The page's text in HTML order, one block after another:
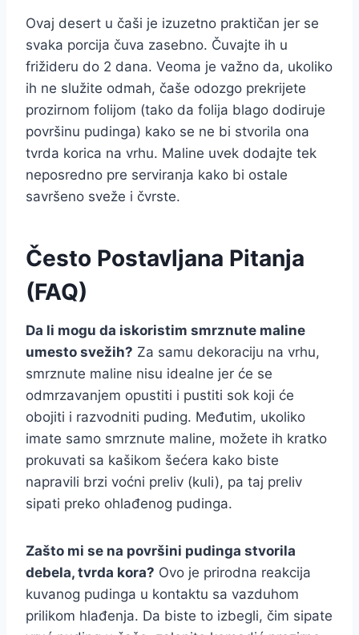
Ovaj desert u čaši je izuzetno praktičan jer se
svaka porcija čuva zasebno. Čuvajte ih u
frižideru do 2 dana. Veoma je važno da, ukoliko
ih ne služite odmah, čaše odozgo prekrijete
prozirnom folijom (tako da folija blago dodiruje
površinu pudinga) kako se ne bi stvorila ona
tvrda korica na vrhu. Maline uvek dodajte tek
neposredno pre serviranja kako bi ostale
savršeno sveže i čvrste.
Često Postavljana Pitanja
(FAQ)
Da li mogu da iskoristim smrznute maline
umesto svežih? Za samu dekoraciju na vrhu,
smrznute maline nisu idealne jer će se
odmrzavanjem opustiti i pustiti sok koji će
obojiti i razvodniti puding. Međutim, ukoliko
imate samo smrznute maline, možete ih kratko
prokuvati sa kašikom šećera kako biste
napravili brzi voćni preliv (kuli), pa taj preliv
sipati preko ohlađenog pudinga.
Zašto mi se na površini pudinga stvorila
debela, tvrda kora? Ovo je prirodna reakcija
kuvanog pudinga u kontaktu sa vazduhom
prilikom hlađenja. Da biste to izbegli, čim sipate